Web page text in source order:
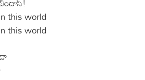
this world
this world